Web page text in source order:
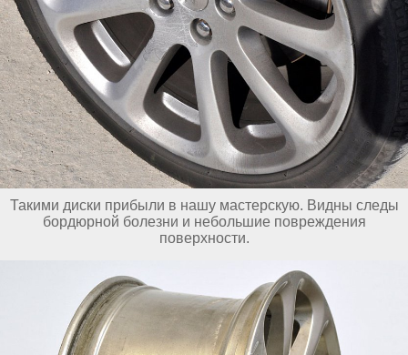
Такими диски прибыли в нашу мастерскую. Видны следы
бордюрной болезни и небольшие повреждения
поверхности.